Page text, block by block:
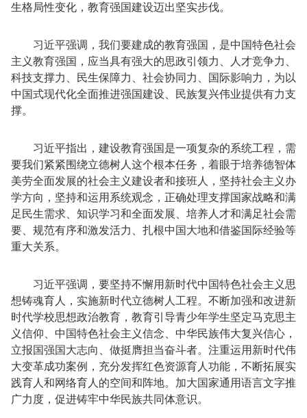
生格局性变化，教育强国建设迈出坚实步伐。
习近平强调，我们要建成的教育强国，是中国特色社会
主义教育强国，应当具有强大的思政引领力、人才竞争力、
科技支撑力、民生保障力、社会协同力、国际影响力，为以
中国式现代化全面推进强国建设、民族复兴伟业提供有力支
撑。
习近平指出，建设教育强国是一项复杂的系统工程，需
要我们紧紧围绕立德树人这个根本任务，着眼于培养德智体
美劳全面发展的社会主义建设者和接班人，坚持社会主义办
学方向，坚持和运用系统观念，正确处理支撑国家战略和满
足民生需求、知识学习和全面发展、培养人才和满足社会需
要、规范有序和激发活力、扎根中国大地和借鉴国际经验等
重大关系。
习近平强调，要坚持不懈用新时代中国特色社会主义思
想铸魂育人，实施新时代立德树人工程。不断加强和改进新
时代学校思想政治教育，教育引导青少年学生坚定马克思主
义信仰、中国特色社会主义信念、中华民族伟大复兴信心，
立报国强国大志向、做挺膺担当奋斗者。注重运用新时代伟
大变革成功案例，充分发挥红色资源育人功能，不断拓展实
践育人和网络育人的空间和阵地。加大国家通用语言文字推
广力度，促进铸牢中华民族共同体意识。